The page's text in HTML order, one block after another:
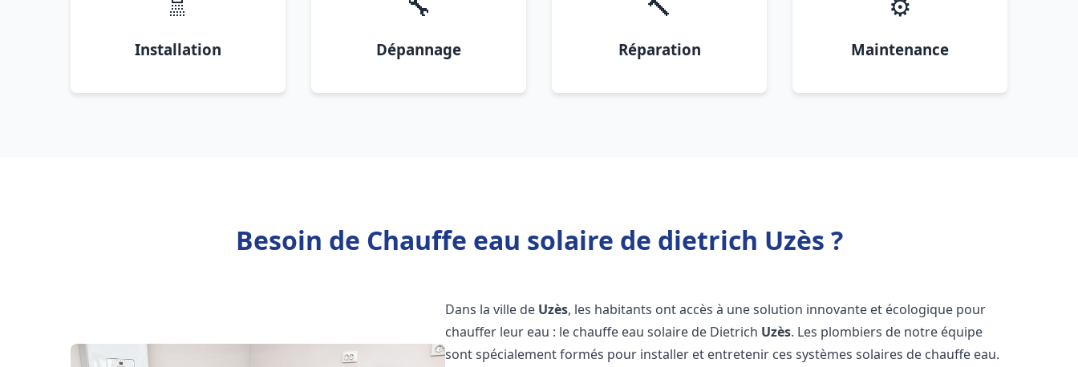
Installation Dépannage Réparation Maintenance
Besoin de Chauffe eau solaire de dietrich Uzès ?
Dans la ville de Uzès, les habitants ont accès à une solution innovante et écologique pour
chauffer leur eau : le chauffe eau solaire de Dietrich Uzès. Les plombiers de notre équipe
sont spécialement formés pour installer et entretenir ces systèmes solaires de chauffe eau.